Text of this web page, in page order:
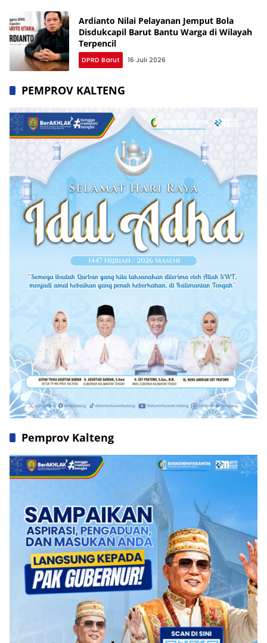
Ardianto Nilai Pelayanan Jemput Bola
Disdukcapil Barut Bantu Warga di Wilayah
Terpencil
DPRD Barut 16 Juli 2026
PEMPROV KALTENG
Pemprov Kalteng